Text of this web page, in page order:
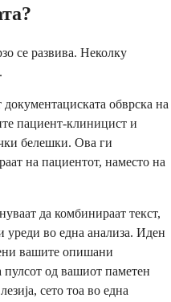
се развива. Неколку
обврска на
пациент-клиницист и
белешки. Ова ги
на пациентот, наместо на
да комбинираат текст,
уреди во една анализа. Иден
вашите опишани
пулсот од вашиот паметен
сето тоа во една